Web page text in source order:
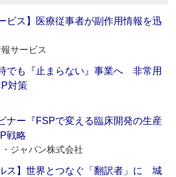
ビス】医療従事者が副作用情報を迅
サービス
でも『止まらない』事業へ 非常用
対策
ナー『FSPで変える臨床開発の生産
戦略
ジャパン株式会社
ス】世界とつなぐ「翻訳者」に 城